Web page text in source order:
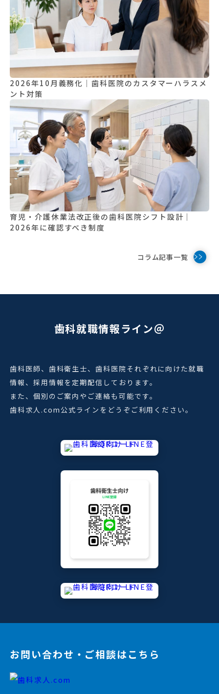
2026年10月義務化｜歯科医院のカスタマーハラスメ
ント対策
育児・介護休業法改正後の歯科医院シフト設計｜
2026年に確認すべき制度
コラム記事一覧
歯科就職情報ライン＠
歯科医師、歯科衛生士、歯科医院それぞれに向けた就職
情報、採用情報を定期配信しております。
また、個別のご案内やご連絡も可能です。
歯科求人.com公式ラインをどうぞご利用ください。
お問い合わせ・ご相談はこちら